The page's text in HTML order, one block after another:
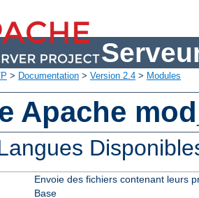
> Documentation > Version 2.4 > Modules
Apache
Envoie des fichiers contenant leurs
Base